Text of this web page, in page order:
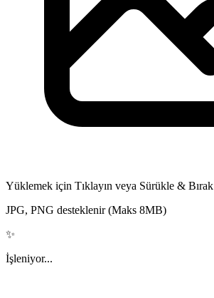
Yüklemek için Tıklayın veya Sürükle & Bırak
JPG, PNG desteklenir (Maks 8MB)
✨
İşleniyor...